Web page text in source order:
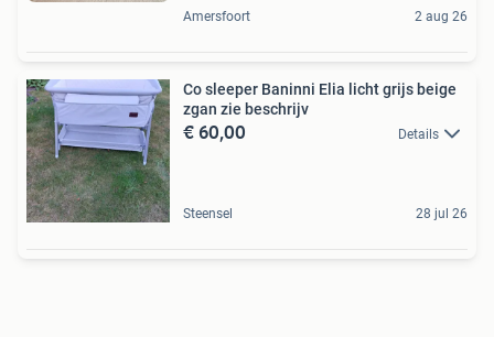
Amersfoort 2 aug 26
Co sleeper Baninni Elia licht grijs beige
zgan zie beschrijv
€ 60,00 Details
Steensel 28 jul 26